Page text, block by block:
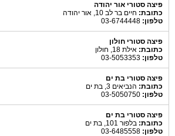
פיצה סטורי אור יהודה
כתובת: חיים בר לב 10, אור יהודה
טלפון:
פיצה סטורי חולון
כתובת: אילת 18, חולון
טלפון:
פיצה סטורי בת ים
כתובת: הנביאים 3, בת ים
טלפון:
פיצה סטורי בת ים
כתובת: בלפור 101, בת ים
טלפון: